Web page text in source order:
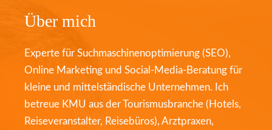
Über mich
Experte für Suchmaschinenoptimierung (SEO),
Online Marketing und Social-Media-Beratung für
kleine und mittelständische Unternehmen. Ich
betreue KMU aus der Tourismusbranche (Hotels,
Reiseveranstalter, Reisebüros), Arztpraxen,